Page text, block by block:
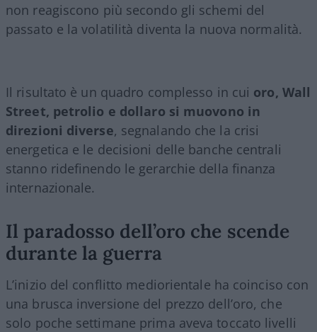
non reagiscono più secondo gli schemi del
passato e la volatilità diventa la nuova normalità.
Il risultato è un quadro complesso in cui oro, Wall
Street, petrolio e dollaro si muovono in
direzioni diverse, segnalando che la crisi
energetica e le decisioni delle banche centrali
stanno ridefinendo le gerarchie della finanza
internazionale.
Il paradosso dell’oro che scende
durante la guerra
L’inizio del conflitto mediorientale ha coinciso con
una brusca inversione del prezzo dell’oro, che
solo poche settimane prima aveva toccato livelli